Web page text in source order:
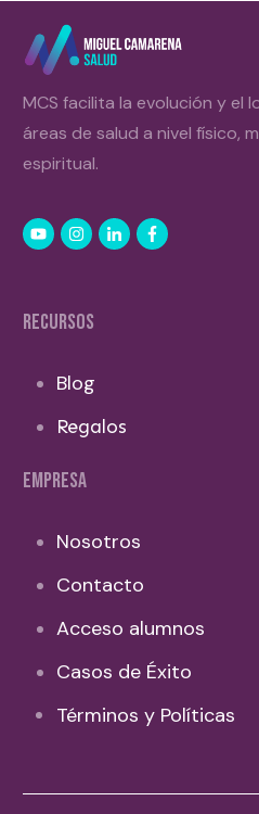
MCS facilita la evolución y el
áreas de salud a nivel físico,
espiritual.
RECURSOS
Blog
Regalos
EMPRESA
Nosotros
Contacto
Acceso alumnos
Casos de Éxito
Términos y Políticas